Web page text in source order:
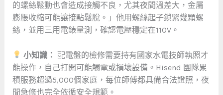
的螺絲鬆動也會造成接觸不良，尤其夜間溫差大，金屬
膨脹收縮可能讓接點鬆脫。」他用螺絲起子鎖緊幾顆螺
絲，並用三用電錶量測，確認電壓穩定在110V。
小知識： 配電盤的檢修需要持有國家水電技師執照才
能操作，自己打開可能觸電或損壞設備。Hisend 團隊累
積服務超過5,000個家庭，每位師傅都具備合法證照，夜
間急修也完全依循安全規範。